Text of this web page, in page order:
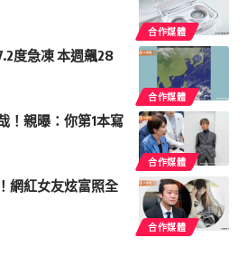
合作媒體
合作媒體
度急凍 本週飆28
合作媒體
！親曝：你第1本寫
合作媒體
網紅女友炫富照全